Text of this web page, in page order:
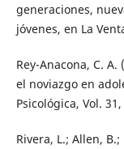
generaciones,
jóvenes, en La
Rey-Anacona, C.
el noviazgo en
Psicológica, Vol.
Rivera, L.; Allen,